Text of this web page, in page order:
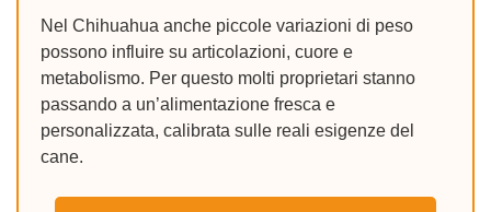
Nel Chihuahua anche piccole variazioni di peso
possono influire su articolazioni, cuore e
metabolismo. Per questo molti proprietari stanno
passando a un’alimentazione fresca e
personalizzata, calibrata sulle reali esigenze del
cane.